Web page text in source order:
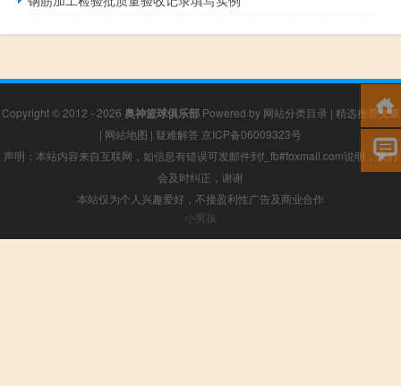
Copyright © 2012 - 2026 奥神篮球俱乐部Powered by 网站分类目录 | 精选推荐文章
| 网站地图 | 疑难解答 京ICP备06009323号
声明：本站内容来自互联网，如信息有错误可发邮件到f_fb#foxmail.com说明，我们
会及时纠正，谢谢
本站仅为个人兴趣爱好，不接盈利性广告及商业合作
小男孩